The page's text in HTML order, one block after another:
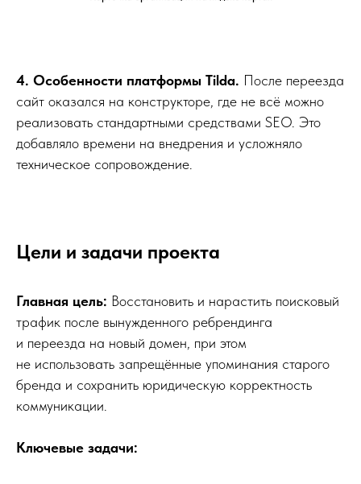
4. Особенности платформы Tilda. После переезда
сайт оказался на конструкторе, где не всё можно
реализовать стандартными средствами SEO. Это
добавляло времени на внедрения и усложняло
техническое сопровождение.
Цели и задачи проекта
Главная цель: Восстановить и нарастить поисковый
трафик после вынужденного ребрендинга
и переезда на новый домен, при этом
не использовать запрещённые упоминания старого
бренда и сохранить юридическую корректность
коммуникации.
Ключевые задачи: